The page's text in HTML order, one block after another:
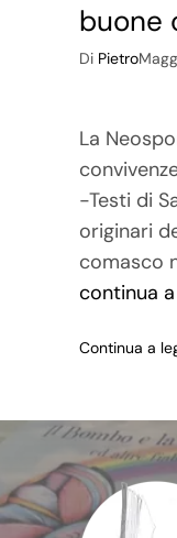
buone
Di Pietro
La
-Testi di
originari
comasco
continua
Continua a